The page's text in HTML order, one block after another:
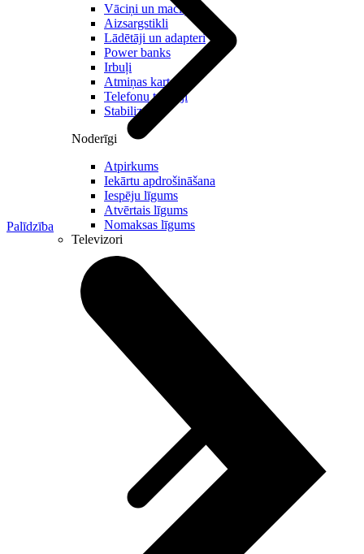
Vāciņi un maciņi
Aizsargstikli
Lādētāji un adapteri
Power banks
Irbuļi
Atmiņas kartes
Telefonu turētaji
Stabilizatori
Noderīgi
Atpirkums
Iekārtu apdrošināšana
Iespēju līgums
Atvērtais līgums
Nomaksas līgums
Televizori
Palīdzība